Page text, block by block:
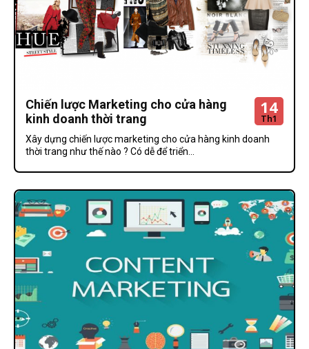
Chiến lược Marketing cho cửa hàng
kinh doanh thời trang
14
Th1
Xây dựng chiến lược marketing cho cửa hàng kinh doanh
thời trang như thế nào ? Có dễ để triển...